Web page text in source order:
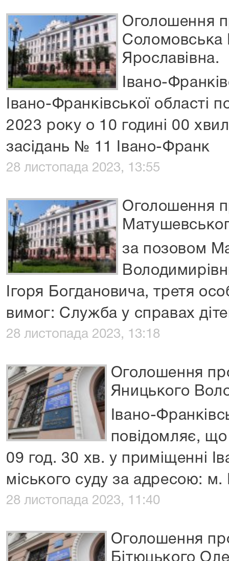
Оголошення
Соломовська
Ярославівна.
Івано-
Івано-Франківської області
2023 року о 10 годині 00
засідань № 11 Івано-Франк
28 листопада 2023, 13:55
Оголошення
за позовом
Ігоря Богдановича, третя
вимог: Служба у справах
28 листопада 2023, 13:18
Оголошення
Яницького
Івано-
повідомляє,
09 год. 30 хв. у приміщенні
міського суду за адресою: м.
28 листопада 2023, 11:40
Оголошення
Бітюцького